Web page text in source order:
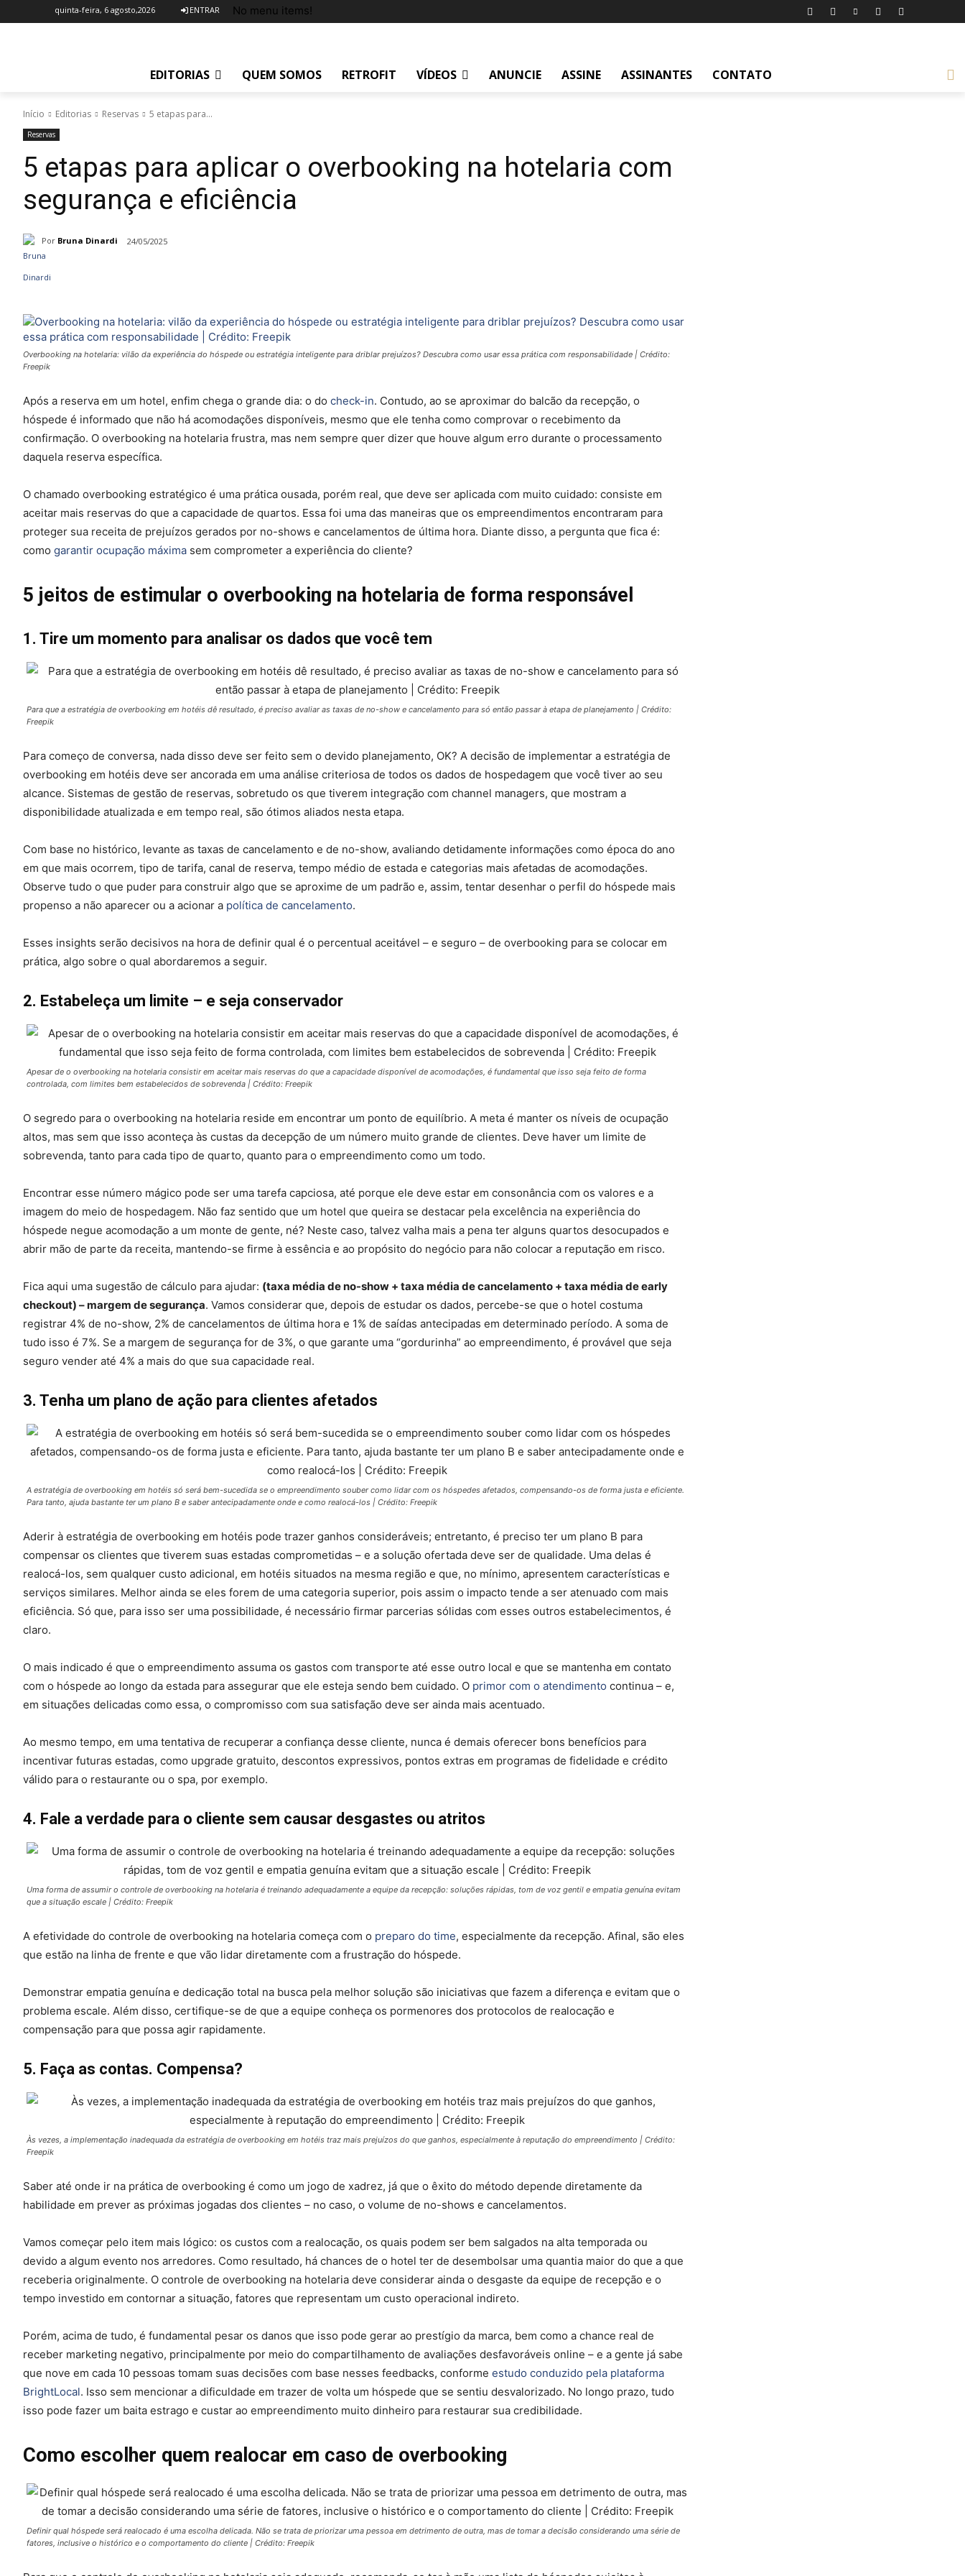
quinta-feira, 6 agosto,2026 ENTRAR No menu items!
EDITORIAS QUEM SOMOS RETROFIT VÍDEOS ANUNCIE ASSINE ASSINANTES CONTATO
Início Editorias Reservas 5 etapas para...
Reservas
5 etapas para aplicar o overbooking na hotelaria com
segurança e eficiência
Por Bruna Dinardi 24/05/2025
Overbooking na hotelaria: vilão da experiência do hóspede ou estratégia inteligente para driblar prejuízos? Descubra como usar essa prática com responsabilidade | Crédito:
Freepik
Após a reserva em um hotel, enfim chega o grande dia: o do check-in. Contudo, ao se aproximar do balcão da recepção, o
hóspede é informado que não há acomodações disponíveis, mesmo que ele tenha como comprovar o recebimento da
confirmação. O overbooking na hotelaria frustra, mas nem sempre quer dizer que houve algum erro durante o processamento
daquela reserva específica.
O chamado overbooking estratégico é uma prática ousada, porém real, que deve ser aplicada com muito cuidado: consiste em
aceitar mais reservas do que a capacidade de quartos. Essa foi uma das maneiras que os empreendimentos encontraram para
proteger sua receita de prejuízos gerados por no-shows e cancelamentos de última hora. Diante disso, a pergunta que fica é:
como garantir ocupação máxima sem comprometer a experiência do cliente?
5 jeitos de estimular o overbooking na hotelaria de forma responsável
1. Tire um momento para analisar os dados que você tem
Para que a estratégia de overbooking em hotéis dê resultado, é preciso avaliar as taxas de no-show e cancelamento para só então passar à etapa de planejamento | Crédito:
Freepik
Para começo de conversa, nada disso deve ser feito sem o devido planejamento, OK? A decisão de implementar a estratégia de
overbooking em hotéis deve ser ancorada em uma análise criteriosa de todos os dados de hospedagem que você tiver ao seu
alcance. Sistemas de gestão de reservas, sobretudo os que tiverem integração com channel managers, que mostram a
disponibilidade atualizada e em tempo real, são ótimos aliados nesta etapa.
Com base no histórico, levante as taxas de cancelamento e de no-show, avaliando detidamente informações como época do ano
em que mais ocorrem, tipo de tarifa, canal de reserva, tempo médio de estada e categorias mais afetadas de acomodações.
Observe tudo o que puder para construir algo que se aproxime de um padrão e, assim, tentar desenhar o perfil do hóspede mais
propenso a não aparecer ou a acionar a política de cancelamento.
Esses insights serão decisivos na hora de definir qual é o percentual aceitável – e seguro – de overbooking para se colocar em
prática, algo sobre o qual abordaremos a seguir.
2. Estabeleça um limite – e seja conservador
Apesar de o overbooking na hotelaria consistir em aceitar mais reservas do que a capacidade disponível de acomodações, é fundamental que isso seja feito de forma
controlada, com limites bem estabelecidos de sobrevenda | Crédito: Freepik
O segredo para o overbooking na hotelaria reside em encontrar um ponto de equilíbrio. A meta é manter os níveis de ocupação
altos, mas sem que isso aconteça às custas da decepção de um número muito grande de clientes. Deve haver um limite de
sobrevenda, tanto para cada tipo de quarto, quanto para o empreendimento como um todo.
Encontrar esse número mágico pode ser uma tarefa capciosa, até porque ele deve estar em consonância com os valores e a
imagem do meio de hospedagem. Não faz sentido que um hotel que queira se destacar pela excelência na experiência do
hóspede negue acomodação a um monte de gente, né? Neste caso, talvez valha mais a pena ter alguns quartos desocupados e
abrir mão de parte da receita, mantendo-se firme à essência e ao propósito do negócio para não colocar a reputação em risco.
Fica aqui uma sugestão de cálculo para ajudar: (taxa média de no-show + taxa média de cancelamento + taxa média de early
checkout) – margem de segurança. Vamos considerar que, depois de estudar os dados, percebe-se que o hotel costuma
registrar 4% de no-show, 2% de cancelamentos de última hora e 1% de saídas antecipadas em determinado período. A soma de
tudo isso é 7%. Se a margem de segurança for de 3%, o que garante uma “gordurinha” ao empreendimento, é provável que seja
seguro vender até 4% a mais do que sua capacidade real.
3. Tenha um plano de ação para clientes afetados
A estratégia de overbooking em hotéis só será bem-sucedida se o empreendimento souber como lidar com os hóspedes afetados, compensando-os de forma justa e eficiente.
Para tanto, ajuda bastante ter um plano B e saber antecipadamente onde e como realocá-los | Crédito: Freepik
Aderir à estratégia de overbooking em hotéis pode trazer ganhos consideráveis; entretanto, é preciso ter um plano B para
compensar os clientes que tiverem suas estadas comprometidas – e a solução ofertada deve ser de qualidade. Uma delas é
realocá-los, sem qualquer custo adicional, em hotéis situados na mesma região e que, no mínimo, apresentem características e
serviços similares. Melhor ainda se eles forem de uma categoria superior, pois assim o impacto tende a ser atenuado com mais
eficiência. Só que, para isso ser uma possibilidade, é necessário firmar parcerias sólidas com esses outros estabelecimentos, é
claro.
O mais indicado é que o empreendimento assuma os gastos com transporte até esse outro local e que se mantenha em contato
com o hóspede ao longo da estada para assegurar que ele esteja sendo bem cuidado. O primor com o atendimento continua – e,
em situações delicadas como essa, o compromisso com sua satisfação deve ser ainda mais acentuado.
Ao mesmo tempo, em uma tentativa de recuperar a confiança desse cliente, nunca é demais oferecer bons benefícios para
incentivar futuras estadas, como upgrade gratuito, descontos expressivos, pontos extras em programas de fidelidade e crédito
válido para o restaurante ou o spa, por exemplo.
4. Fale a verdade para o cliente sem causar desgastes ou atritos
Uma forma de assumir o controle de overbooking na hotelaria é treinando adequadamente a equipe da recepção: soluções rápidas, tom de voz gentil e empatia genuína evitam
que a situação escale | Crédito: Freepik
A efetividade do controle de overbooking na hotelaria começa com o preparo do time, especialmente da recepção. Afinal, são eles
que estão na linha de frente e que vão lidar diretamente com a frustração do hóspede.
Demonstrar empatia genuína e dedicação total na busca pela melhor solução são iniciativas que fazem a diferença e evitam que o
problema escale. Além disso, certifique-se de que a equipe conheça os pormenores dos protocolos de realocação e
compensação para que possa agir rapidamente.
5. Faça as contas. Compensa?
Às vezes, a implementação inadequada da estratégia de overbooking em hotéis traz mais prejuízos do que ganhos, especialmente à reputação do empreendimento | Crédito:
Freepik
Saber até onde ir na prática de overbooking é como um jogo de xadrez, já que o êxito do método depende diretamente da
habilidade em prever as próximas jogadas dos clientes – no caso, o volume de no-shows e cancelamentos.
Vamos começar pelo item mais lógico: os custos com a realocação, os quais podem ser bem salgados na alta temporada ou
devido a algum evento nos arredores. Como resultado, há chances de o hotel ter de desembolsar uma quantia maior do que a que
receberia originalmente. O controle de overbooking na hotelaria deve considerar ainda o desgaste da equipe de recepção e o
tempo investido em contornar a situação, fatores que representam um custo operacional indireto.
Porém, acima de tudo, é fundamental pesar os danos que isso pode gerar ao prestígio da marca, bem como a chance real de
receber marketing negativo, principalmente por meio do compartilhamento de avaliações desfavoráveis online – e a gente já sabe
que nove em cada 10 pessoas tomam suas decisões com base nesses feedbacks, conforme estudo conduzido pela plataforma
BrightLocal. Isso sem mencionar a dificuldade em trazer de volta um hóspede que se sentiu desvalorizado. No longo prazo, tudo
isso pode fazer um baita estrago e custar ao empreendimento muito dinheiro para restaurar sua credibilidade.
Como escolher quem realocar em caso de overbooking
Definir qual hóspede será realocado é uma escolha delicada. Não se trata de priorizar uma pessoa em detrimento de outra, mas de tomar a decisão considerando uma série de
fatores, inclusive o histórico e o comportamento do cliente | Crédito: Freepik